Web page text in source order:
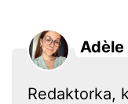
Redaktorka,